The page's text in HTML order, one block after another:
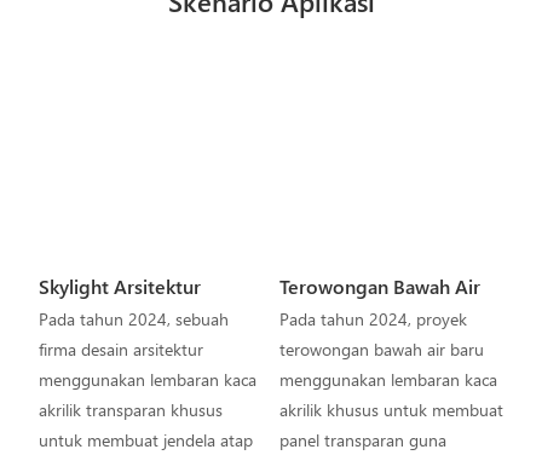
Skylight Arsitektur
Pada tahun 2024, sebuah
firma desain arsitektur
menggunakan lembaran kaca
akrilik transparan khusus
untuk membuat jendela atap
Terowongan Bawah Air
Pada tahun 2024, proyek
terowongan bawah air baru
menggunakan lembaran kaca
akrilik khusus untuk membuat
panel transparan guna